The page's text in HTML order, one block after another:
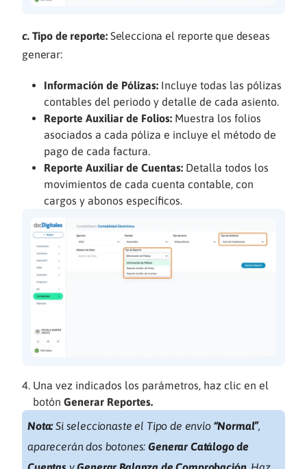
c.Tipo de reporte: Selecciona el reporte que deseas
generar:
Información de Pólizas: Incluye todas las pólizas
contables del periodo y detalle de cada asiento.
Reporte Auxiliar de Folios: Muestra los folios
asociados a cada póliza e incluye el método de
pago de cada factura.
Reporte Auxiliar de Cuentas: Detalla todos los
movimientos de cada cuenta contable, con
cargos y abonos específicos.
Una vez indicados los parámetros, haz clic en el
botón Generar Reportes.
Nota: Si seleccionaste el Tipo de envío “Normal”,
aparecerán dos botones:Generar Catálogo de